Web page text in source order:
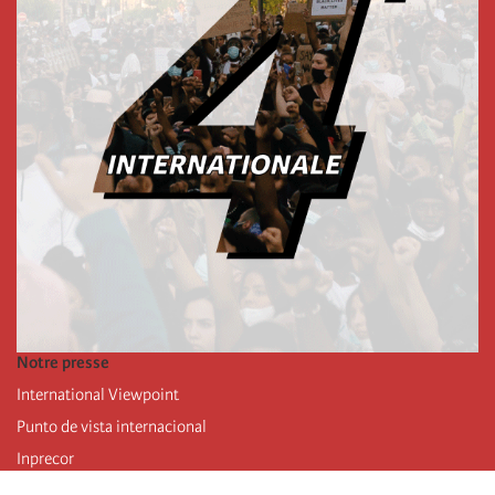
Notre presse
International Viewpoint
Punto de vista internacional
Inprecor